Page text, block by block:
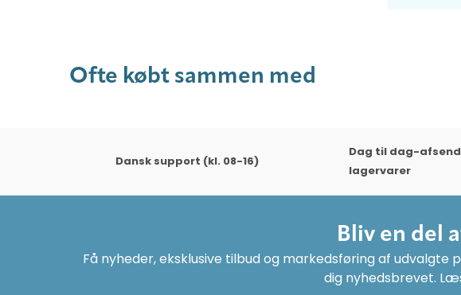
Ofte købt sammen med
Dansk support (kl. 08-16)
Dag til dag-
lagervarer
Bliv en del
Få nyheder, eksklusive tilbud og markedsføring af
dig nyhedsbrevet.